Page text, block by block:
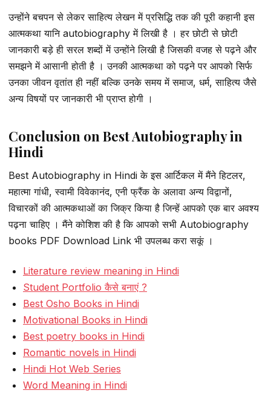
उन्होंने बचपन से लेकर साहित्य लेखन में प्रसिद्धि तक की पूरी कहानी इस
आत्मकथा यानि autobiography में लिखी है । हर छोटी से छोटी
जानकारी बड़े ही सरल शब्दों में उन्होंने लिखी है जिसकी वजह से पढ़ने और
समझने में आसानी होती है । उनकी आत्मकथा को पढ़ने पर आपको सिर्फ
उनका जीवन वृतांत ही नहीं बल्कि उनके समय में समाज, धर्म, साहित्य जैसे
अन्य विषयों पर जानकारी भी प्राप्त होगी ।
Conclusion on Best Autobiography in
Hindi
Best Autobiography in Hindi के इस आर्टिकल में मैंने हिटलर,
महात्मा गांधी, स्वामी विवेकानंद, एनी फ्रैंक के अलावा अन्य विद्वानों,
विचारकों की आत्मकथाओं का जिक्र किया है जिन्हें आपको एक बार अवश्य
पढ़ना चाहिए । मैंने कोशिश की है कि आपको सभी Autobiography
books PDF Download Link भी उपलब्ध करा सकूं ।
Literature review meaning in Hindi
Student Portfolio कैसे बनाएं ?
Best Osho Books in Hindi
Motivational Books in Hindi
Best poetry books in Hindi
Romantic novels in Hindi
Hindi Hot Web Series
Word Meaning in Hindi